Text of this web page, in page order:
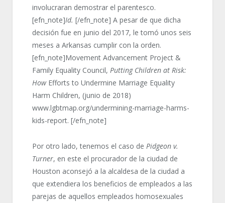
involucraran demostrar el parentesco.
[efn_note]Id. [/efn_note] A pesar de que dicha
decisión fue en junio del 2017, le tomó unos seis
meses a Arkansas cumplir con la orden.
[efn_note]Movement Advancement Project &
Family Equality Council, Putting Children at Risk:
HowEfforts to Undermine Marriage Equality
Harm Children, (junio de 2018)
www.lgbtmap.org/undermining-marriage-harms-
kids-report. [/efn_note]
Por otro lado, tenemos el caso de Pidgeon v.
Turner, en este el procurador de la ciudad de
Houston aconsejó a la alcaldesa de la ciudad a
que extendiera los beneficios de empleados a las
parejas de aquellos empleados homosexuales